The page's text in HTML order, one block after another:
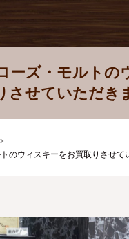
ーズ・モルトの
させていただき
のウィスキーをお買取りさせて